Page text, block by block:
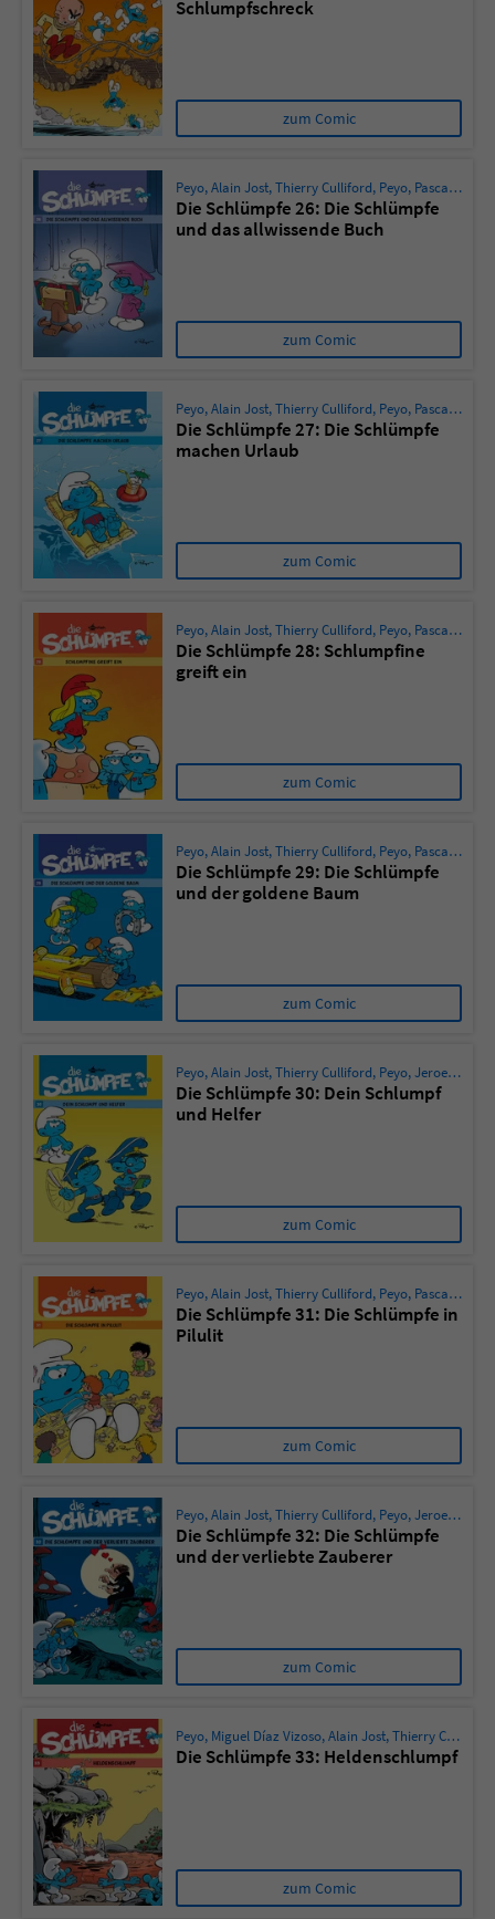
Schlumpfschreck
zum Comic
Peyo,Alain Jost,Thierry Culliford, Peyo, Pascal Garray
Die Schlümpfe 26: Die Schlümpfe
und das allwissende Buch
zum Comic
Peyo,Alain Jost,Thierry Culliford, Peyo, Pascal Garray
Die Schlümpfe 27: Die Schlümpfe
machen Urlaub
zum Comic
Peyo,Alain Jost,Thierry Culliford, Peyo, Pascal Garray
Die Schlümpfe 28: Schlumpfine
greift ein
zum Comic
Peyo,Alain Jost,Thierry Culliford, Peyo, Pascal Garray
Die Schlümpfe 29: Die Schlümpfe
und der goldene Baum
zum Comic
Peyo,Alain Jost,Thierry Culliford, Peyo,Jeroen de Coninck
Die Schlümpfe 30: Dein Schlumpf
und Helfer
zum Comic
Peyo,Alain Jost,Thierry Culliford, Peyo, Pascal Garray
Die Schlümpfe 31: Die Schlümpfe in
Pilulit
zum Comic
Peyo,Alain Jost,Thierry Culliford, Peyo,Jeroen de Coninck
Die Schlümpfe 32: Die Schlümpfe
und der verliebte Zauberer
zum Comic
Peyo, Miguel Díaz Vizoso,Alain Jost,Thierry Culliford
Die Schlümpfe 33: Heldenschlumpf
zum Comic